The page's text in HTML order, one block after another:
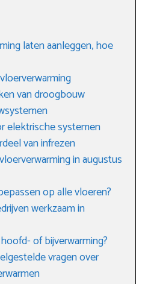
laten aanleggen, hoe
van droogbouw
elektrische systemen
van infrezen
in augustus
op alle vloeren?
werkzaam in
of bijverwarming?
vragen over